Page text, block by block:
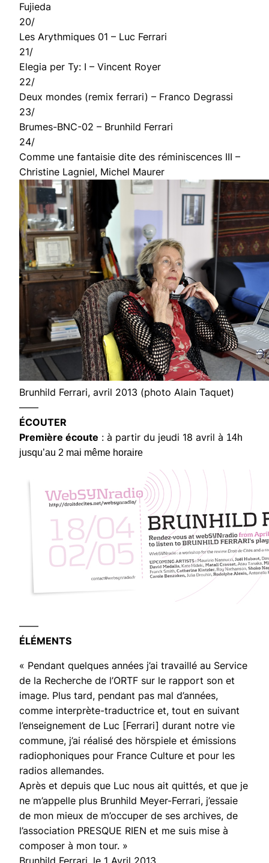
Fujieda
20/
Les Arythmiques 01 – Luc Ferrari
21/
Elegia per Ty: I – Vincent Royer
22/
Deux mondes (remix ferrari) – Franco Degrassi
23/
Brumes-BNC-02 – Brunhild Ferrari
24/
Comme une fantaisie dite des réminiscences III –
Christine Lagniel, Michel Maurer
Brunhild Ferrari, avril 2013 (photo Alain Taquet)
——
ÉCOUTER
Première écoute : à partir du jeudi 18 avril à 14h
jusqu’au 2 mai même horaire
——
ÉLÉMENTS
« Pendant quelques années j’ai travaillé au Service
de la Recherche de l’ORTF sur le rapport son et
image. Plus tard, pendant pas mal d’années,
comme interprète-traductrice et, tout en suivant
l’enseignement de Luc [Ferrari] durant notre vie
commune, j’ai réalisé des hörspiele et émissions
radiophoniques pour France Culture et pour les
radios allemandes.
Après et depuis que Luc nous ait quittés, et que je
ne m’appelle plus Brunhild Meyer-Ferrari, j’essaie
de mon mieux de m’occuper de ses archives, de
l’association PRESQUE RIEN et me suis mise à
composer à mon tour. »
Brunhild Ferrari, le 1 Avril 2013